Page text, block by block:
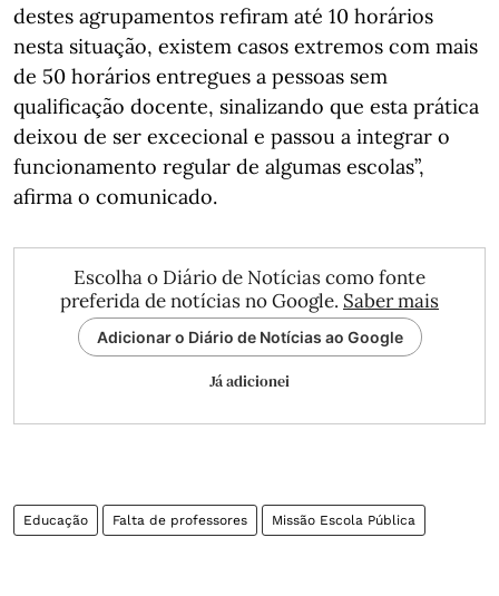
destes agrupamentos refiram até 10 horários
nesta situação, existem casos extremos com mais
de 50 horários entregues a pessoas sem
qualificação docente, sinalizando que esta prática
deixou de ser excecional e passou a integrar o
funcionamento regular de algumas escolas”,
afirma o comunicado.
Escolha o Diário de Notícias como fonte
preferida de notícias no Google. Saber mais
Adicionar o Diário de Notícias ao Google
Já adicionei
Educação Falta de professores Missão Escola Pública